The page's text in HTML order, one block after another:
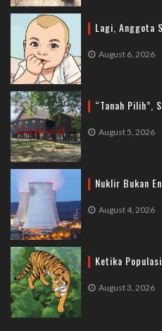
Lagi, Anggota
August 6, 2026
“Tanah Pilih”,
August 5, 2026
Nuklir Bukan
August 4, 2026
Ketika
August 3, 2026